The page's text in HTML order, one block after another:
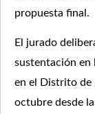
propuesta final.
El jurado
sustentación en
en el Distrito de
octubre desde